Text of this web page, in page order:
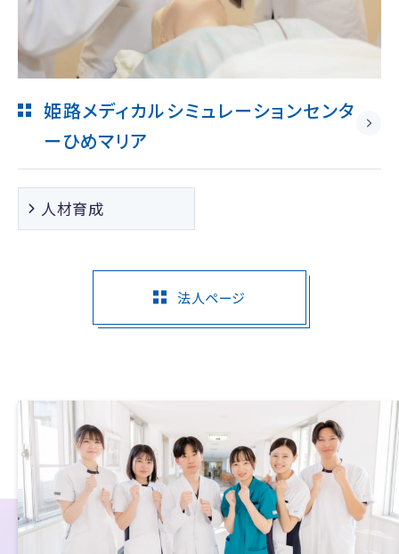
姫路メディカルシミュレーションセンタ
ーひめマリア
人材育成
法人ページ